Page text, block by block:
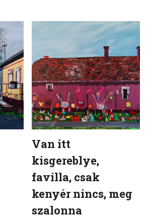
Van itt
kisgereblye,
favilla, csak
kenyér nincs, meg
szalonna